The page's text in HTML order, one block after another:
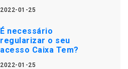
2022-01-25
É necessário
regularizar o seu
acesso Caixa Tem?
2022-01-25